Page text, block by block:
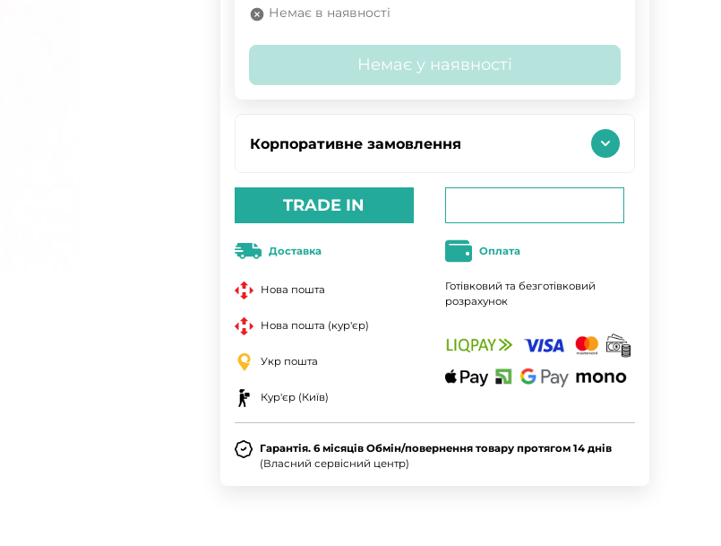
Немає в наявності
Немає у наявності
Корпоративне замовлення
TRADE IN
Доставка
Нова пошта
Нова пошта (кур'єр)
Укр пошта
Кур'єр (Київ)
Оплата
Готівковий та безготівковий
розрахунок
Гарантія. 6 місяців Обмін/повернення товару протягом 14 днів
(Власний сервісний центр)